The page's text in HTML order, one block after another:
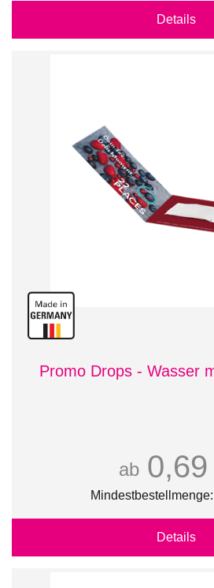
Details
Promo Drops - Wasser
ab
Details